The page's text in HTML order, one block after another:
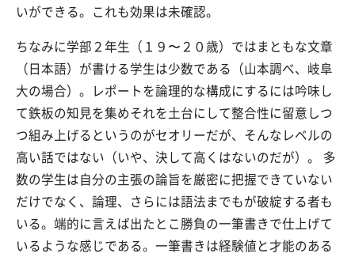
いができる。これも効果は未確認。
ちなみに学部２年生（１９〜２０歳）ではまともな文章
（日本語）が書ける学生は少数である（山本調べ、岐阜
大の場合）。レポートを論理的な構成にするには吟味し
て鉄板の知見を集めそれを土台にして整合性に留意しつ
つ組み上げるというのがセオリーだが、そんなレベルの
高い話ではない（いや、決して高くはないのだが）。 多
数の学生は自分の主張の論旨を厳密に把握できていない
だけでなく、論理、さらには語法までもが破綻する者も
いる。端的に言えば出たとこ勝負の一筆書きで仕上げて
いるような感じである。一筆書きは経験値と才能のある